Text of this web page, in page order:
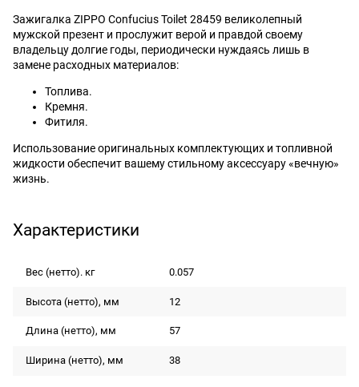
Зажигалка ZIPPO Confucius Toilet 28459 великолепный
мужской презент и прослужит верой и правдой своему
владельцу долгие годы, периодически нуждаясь лишь в
замене расходных материалов:
Топлива.
Кремня.
Фитиля.
Использование оригинальных комплектующих и топливной
жидкости обеспечит вашему стильному аксессуару «вечную»
жизнь.
Характеристики
Вес (нетто). кг 0.057
Высота (нетто), мм 12
Длина (нетто), мм 57
Ширина (нетто), мм 38